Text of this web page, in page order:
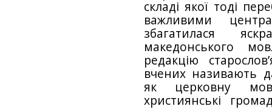
складі якої тоді
важливими
збагатилася
македонського
редакцію
вчених називають
як церковну мову
християнські